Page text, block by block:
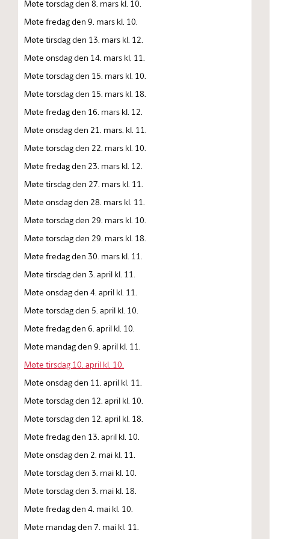
Møte torsdag den 8. mars kl. 10.
Møte fredag den 9. mars kl. 10.
Møte tirsdag den 13. mars kl. 12.
Møte onsdag den 14. mars kl. 11.
Møte torsdag den 15. mars kl. 10.
Møte torsdag den 15. mars kl. 18.
Møte fredag den 16. mars kl. 12.
Møte onsdag den 21. mars. kl. 11.
Møte torsdag den 22. mars kl. 10.
Møte fredag den 23. mars kl. 12.
Møte tirsdag den 27. mars kl. 11.
Møte onsdag den 28. mars kl. 11.
Møte torsdag den 29. mars kl. 10.
Møte torsdag den 29. mars kl. 18.
Møte fredag den 30. mars kl. 11.
Møte tirsdag den 3. april kl. 11.
Møte onsdag den 4. april kl. 11.
Møte torsdag den 5. april kl. 10.
Møte fredag den 6. april kl. 10.
Møte mandag den 9. april kl. 11.
Møte tirsdag 10. april kl. 10.
Møte onsdag den 11. april kl. 11.
Møte torsdag den 12. april kl. 10.
Møte torsdag den 12. april kl. 18.
Møte fredag den 13. april kl. 10.
Møte onsdag den 2. mai kl. 11.
Møte torsdag den 3. mai kl. 10.
Møte torsdag den 3. mai kl. 18.
Møte fredag den 4. mai kl. 10.
Møte mandag den 7. mai kl. 11.